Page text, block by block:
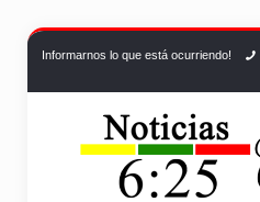
Informarnos lo que está ocurriendo!